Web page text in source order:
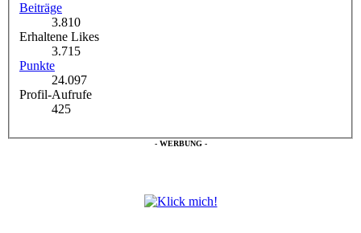
Beiträge
3.810
Erhaltene Likes
3.715
Punkte
24.097
Profil-Aufrufe
425
- WERBUNG -